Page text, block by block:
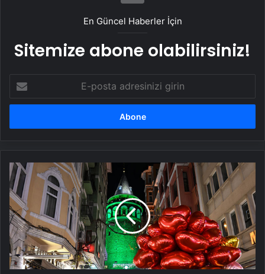
En Güncel Haberler İçin
Sitemize abone olabilirsiniz!
posta
adresinizi
Galata
Kulesi
'Serviks
Kanseri'
farkındalığı
için
yeşile
büründü